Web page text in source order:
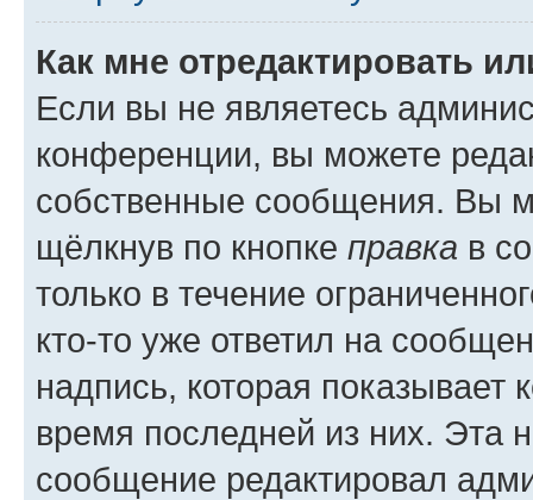
Как мне отредактировать
Если вы не являетесь
конференции, вы можете
собственные сообщения. Вы
щёлкнув по кнопке правка в
только в течение
кто-то уже ответил на
надпись, которая показывает
время последней из них. Эта
сообщение редактировал